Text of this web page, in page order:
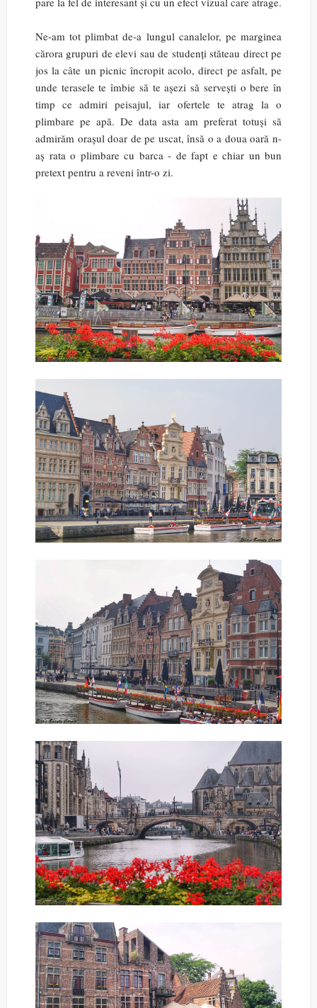
Ne-am tot plimbat de-a lungul canalelor, pe marginea
cărora grupuri de elevi sau de studenți stăteau direct pe
jos la câte un picnic încropit acolo, direct pe asfalt, pe
unde terasele te îmbie să te așezi să servești o bere în
timp ce admiri peisajul, iar ofertele te atrag la o
plimbare pe apă. De data asta am preferat totuși să
admirăm orașul doar de pe uscat, însă o a doua oară n-
aș rata o plimbare cu barca - de fapt e chiar un bun
pretext pentru a reveni într-o zi.